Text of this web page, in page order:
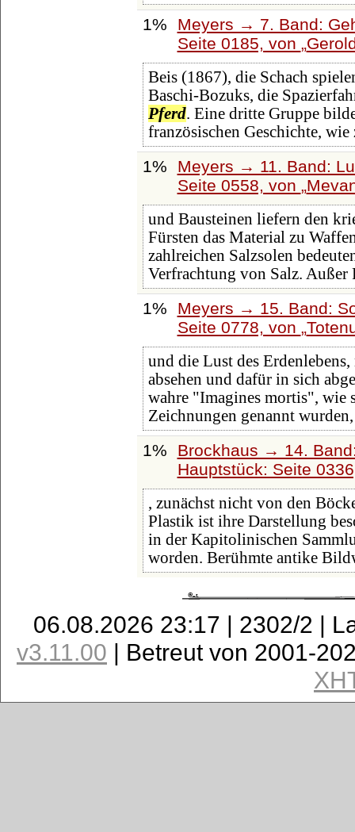
1%
Meyers → 7. Band:
Seite 0185, von
Beis (1867), die Schach
Baschi-Bozuks, die
Pferd. Eine dritte Gruppe
französischen Geschichte,
1%
Meyers → 11. Band:
Seite 0558, von
und Bausteinen liefern den
Fürsten das Material zu
zahlreichen Salzsolen
Verfrachtung von Salz.
1%
Meyers → 15. Band:
Seite 0778, von
und die Lust des
absehen und dafür in sich
wahre "Imagines mortis", wie
Zeichnungen genannt
1%
Brockhaus → 14.
Hauptstück: Seite
, zunächst nicht von den
Plastik ist ihre Darstellung
in der Kapitolinischen
worden. Berühmte antike
06.08.2026 23:17 | 2302/2 |
v3.11.00 | Betreut von 2001-